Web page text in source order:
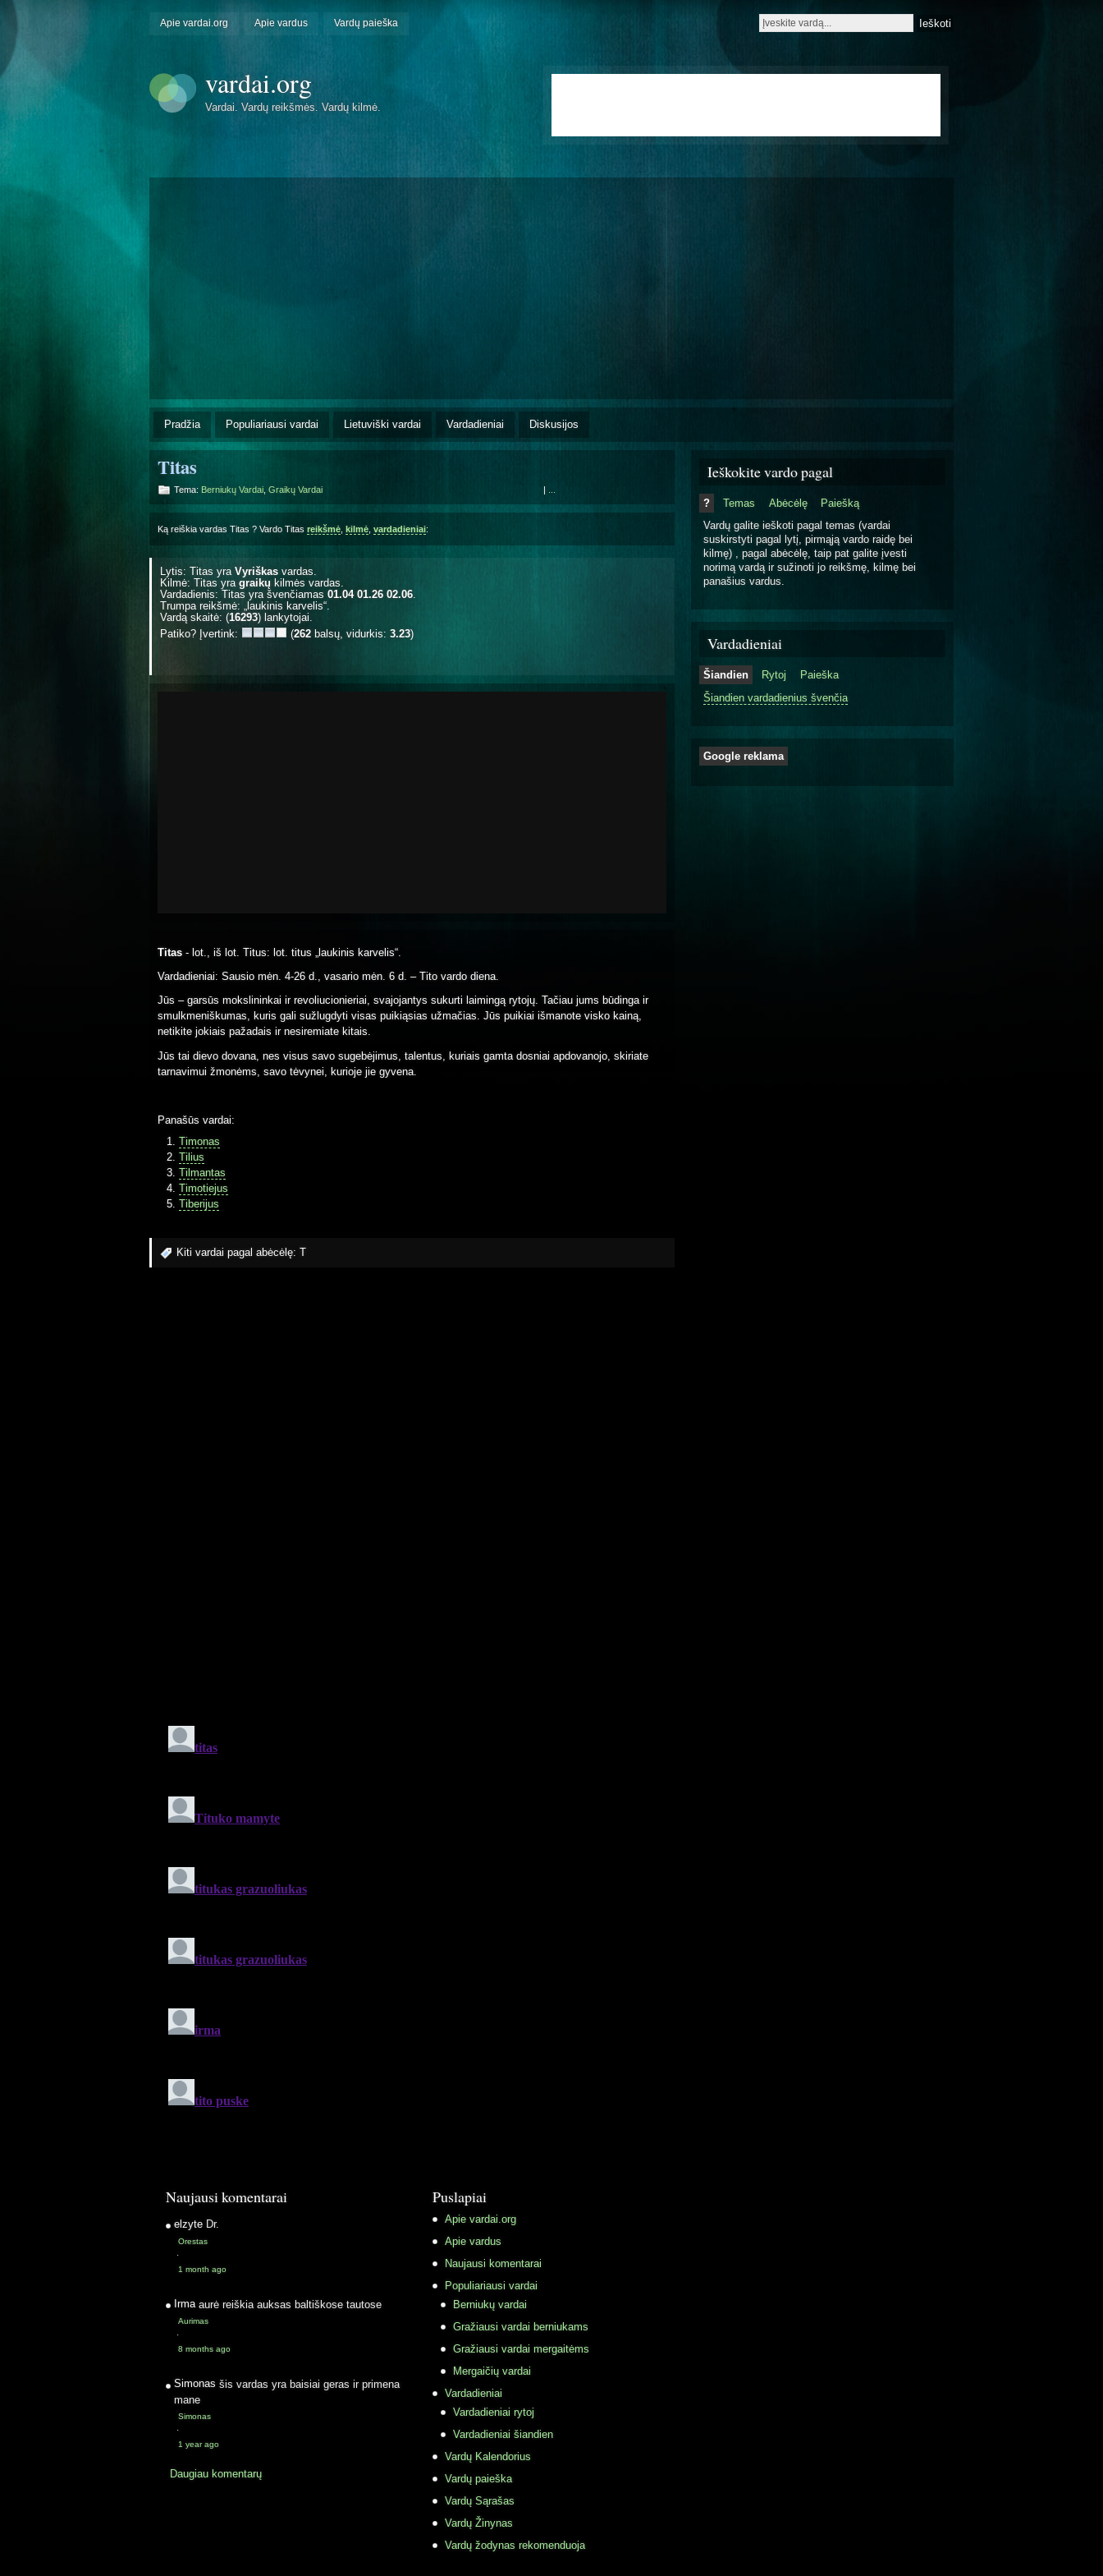
Apie vardai.org Apie vardus Vardų paieška
vardai.org
Vardai. Vardų reikšmės. Vardų kilmė.
Pradžia Populiariausi vardai Lietuviški vardai Vardadieniai Diskusijos
Titas
Tema: Berniukų Vardai Graikų Vardai |
Ką reiškia vardas Titas ? Vardo Titas reikšmė kilmė vardadieniai:
Lytis: Titas yra Vyriškas vardas.
Kilmė: Titas yra graikų kilmės vardas.
Vardadienis: Titas yra švenčiamas 01.04 01.26 02.06
Trumpa reikšmė: „laukinis karvelis“.
Vardą skaitė: (16293) lankytojai.
Patiko? Įvertink:
(262 balsų, vidurkis: 3.23)
Titas - lot., iš lot. Titus: lot. titus „laukinis karvelis“.
Vardadieniai: Sausio mėn. 4-26 d., vasario mėn. 6 d. – Tito vardo diena.
Jūs – garsūs mokslininkai ir revoliucionieriai, svajojantys sukurti laimingą rytojų. Tačiau jums būdinga ir
smulkmeniškumas, kuris gali sužlugdyti visas puikiąsias užmačias. Jūs puikiai išmanote visko kainą,
netikite jokiais pažadais ir nesiremiate kitais.
Jūs tai dievo dovana, nes visus savo sugebėjimus, talentus, kuriais gamta dosniai apdovanojo, skiriate
tarnavimui žmonėms, savo tėvynei, kurioje jie gyvena.
Panašūs vardai:
Timonas
Tilius
Tilmantas
Timotiejus
Tiberijus
Kiti vardai pagal abėcėlę: T
Ieškokite vardo pagal
? Temas Abėcėlę
Paiešką
Vardų galite ieškoti pagal temas (vardai
suskirstyti pagal lytį, pirmąją vardo raidę bei
kilmę) , pagal abėcėlę, taip pat galite įvesti
norimą vardą ir sužinoti jo reikšmę, kilmę bei
panašius vardus.
Vardadieniai
Šiandien Rytoj
Paieška
Šiandien vardadienius švenčia
Google reklama
Naujausi komentarai
elzyte Dr.
Orestas
·
1 month ago
Irma aurė reiškia auksas baltiškose tautose
Aurimas
·
8 months ago
Simonas šis vardas yra baisiai geras ir primena
mane
Simonas
·
1 year ago
Daugiau komentarų
Puslapiai
Apie vardai.org
Apie vardus
Naujausi komentarai
Populiariausi vardai
Berniukų vardai
Gražiausi vardai berniukams
Gražiausi vardai mergaitėms
Mergaičių vardai
Vardadieniai
Vardadieniai rytoj
Vardadieniai šiandien
Vardų Kalendorius
Vardų paieška
Vardų Sąrašas
Vardų Žinynas
Vardų žodynas rekomenduoja